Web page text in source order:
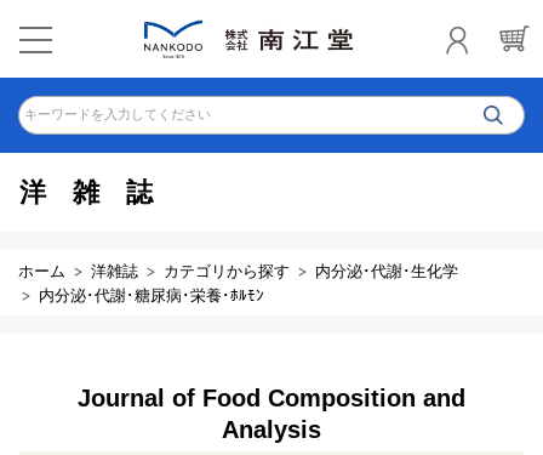
キーワードを入力してください
洋雑誌
ホーム 洋雑誌 カテゴリから探す
内分泌･代謝･生化学
内分泌･代謝･糖尿病･栄養･ﾎﾙﾓﾝ
Journal of Food Composition and
Analysis